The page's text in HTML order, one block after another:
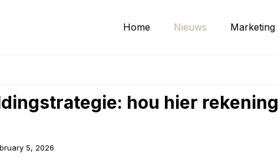
Home Nieuws Marketing
hou hier rekening
5, 2026